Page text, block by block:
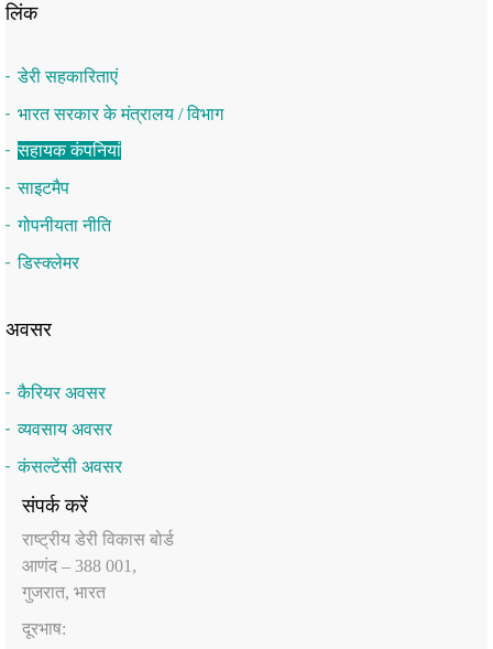
लिंक
डेरी सहकारिताएं
भारत सरकार के मंत्रालय / विभाग
सहायक कंपनियां
साइटमैप
गोपनीयता नीति
डिस्क्लेमर
अवसर
कैरियर अवसर
व्यवसाय अवसर
कंसल्टेंसी अवसर
संपर्क करें
राष्‍ट्रीय डेरी विकास बोर्ड
आणंद – 388 001,
गुजरात, भारत
दूरभाष: